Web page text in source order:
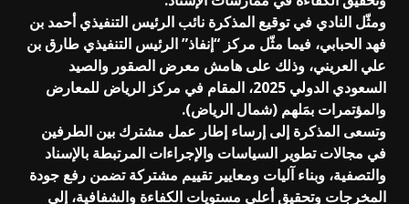
ومثّل النادي في توقيع المذكرة نائب الرئيس التنفيذي أحمد بن
فهد الحبابي، فيما مثّل مركز “إنفاذ” الرئيس التنفيذي طارق بن
علي العريني، وذلك على هامش معرض الصقور والصيد
السعودي الدولي 2025، المقام في مركز الرياض للمعارض
والمؤتمرات بمَلهم (شمال الرياض).
وتسعى المذكرة إلى إرساء إطار عمل مشترك بين الطرفين
في مجالات تطوير السياسات والإجراءات المرتبطة بالإسناد
والتصفية، وبناء آليات ومعايير تقييم مشتركة تضمن رفع جودة
المخرجات وتحقيق أعلى مستويات الكفاءة والشفافية، إلى